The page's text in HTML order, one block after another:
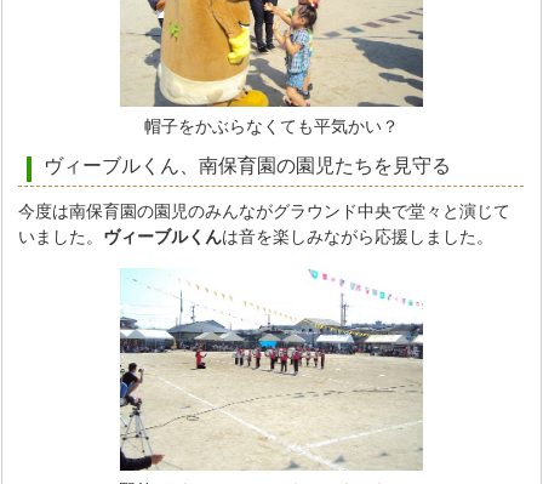
帽子をかぶらなくても平気かい？
ヴィーブルくん、南保育園の園児たちを見守る
今度は南保育園の園児のみんながグラウンド中央で堂々と演じて
いました。 ヴィーブルくんは音を楽しみながら応援しました。